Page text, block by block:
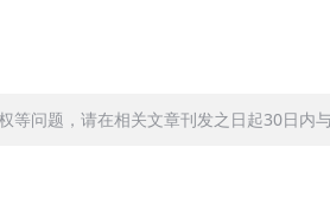
等问题，请在相关文章刊发之日起30日内